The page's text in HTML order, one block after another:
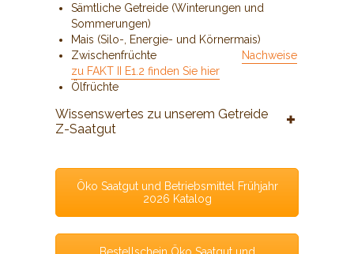
Sämtliche Getreide (Winterungen und
Sommerungen)
Mais (Silo-, Energie- und Körnermais)
Zwischenfrüchte
Nachweise
zu FAKT II E1.2 finden Sie hier
Ölfrüchte
Wissenswertes zu unserem Getreide
Z-Saatgut
Öko Saatgut und Betriebsmittel Frühjahr
2026 Katalog